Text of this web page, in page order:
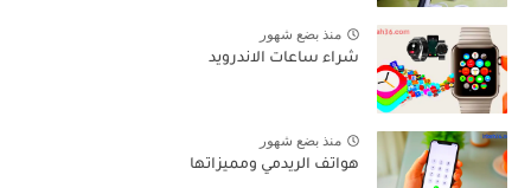
منذ بضع شهور
شراء ساعات الاندرويد
منذ بضع شهور
هواتف الريدمي ومميزاتها